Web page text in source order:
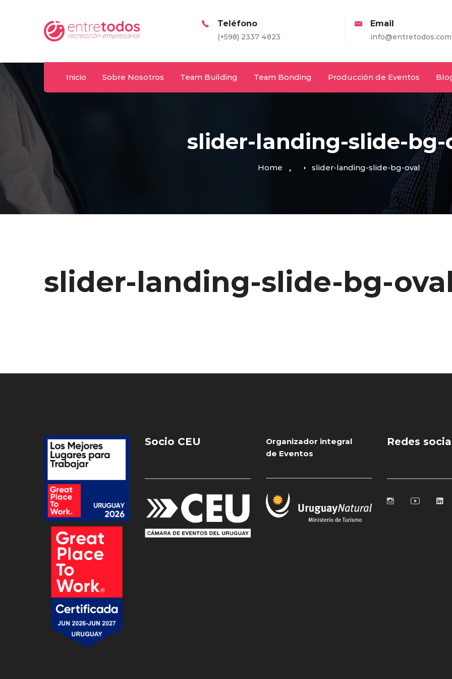
Whatsapp
092 487 198
Teléfono
(+598) 2337 4823
Email
Inicio Sobre Nosotros Team Building Team Bonding Producción de Eventos
slider-landing-slide-bg-
Home slider-landing-slide-bg-oval
slider-landing-slide-bg-oval
Socio CEU
Organizador integral
de Eventos
Redes